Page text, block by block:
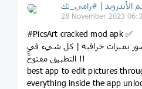
28 November 2023
#PicsArt cracked mod apk ✅
بميزات خرافية | كل شيء في
التطبيق مفتوحّّّ !!
best app to edit pictures
everything inside the app